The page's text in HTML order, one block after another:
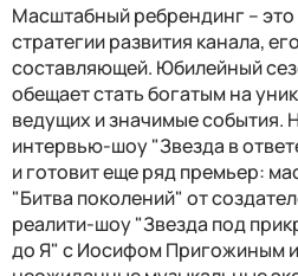
Масштабный ребрендинг –
стратегии развития канала,
составляющей. Юбилейный
обещает стать богатым на
ведущих и значимые события.
интервью-шоу "Звезда в
и готовит еще ряд премьер:
"Битва поколений" от
реалити-шоу "Звезда под
до Я" с Иосифом Пригожиным